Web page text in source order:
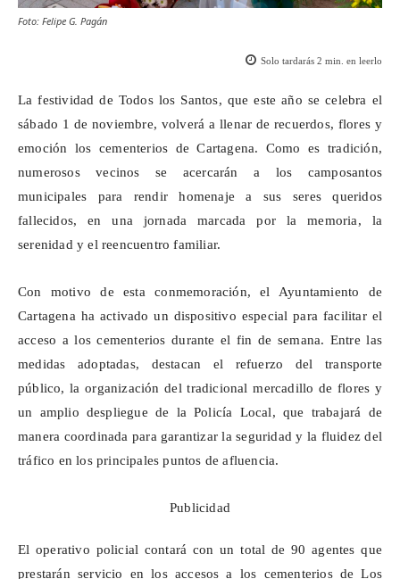
Foto: Felipe G. Pagán
Solo tardarás 2 min. en leerlo
La festividad de Todos los Santos, que este año se celebra el
sábado 1 de noviembre, volverá a llenar de recuerdos, flores y
emoción los cementerios de Cartagena. Como es tradición,
numerosos vecinos se acercarán a los camposantos
municipales para rendir homenaje a sus seres queridos
fallecidos, en una jornada marcada por la memoria, la
serenidad y el reencuentro familiar.
Con motivo de esta conmemoración, el Ayuntamiento de
Cartagena ha activado un dispositivo especial para facilitar el
acceso a los cementerios durante el fin de semana. Entre las
medidas adoptadas, destacan el refuerzo del transporte
público, la organización del tradicional mercadillo de flores y
un amplio despliegue de la Policía Local, que trabajará de
manera coordinada para garantizar la seguridad y la fluidez del
tráfico en los principales puntos de afluencia.
Publicidad
El operativo policial contará con un total de 90 agentes que
prestarán servicio en los accesos a los cementerios de Los